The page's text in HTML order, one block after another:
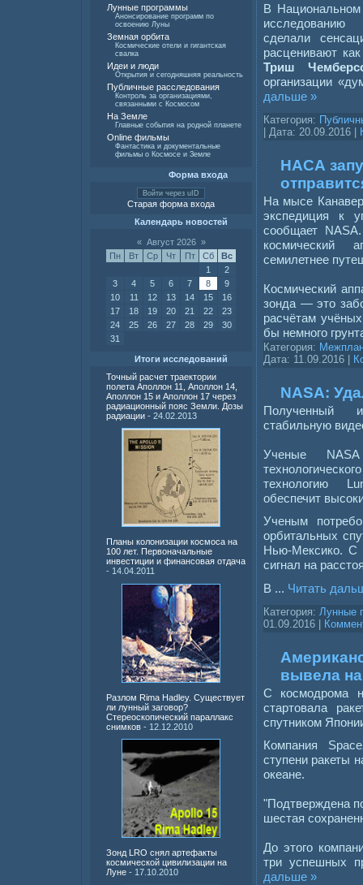
Лунные программы
Анонсирование программ по
освоению Луны
Земная орбита
Космические отели и гигантская
свалка
Идеи и люди
Открытия и сегодняшняя реальность
Публичные расследования
Контроль за организациями,
связанными с Космосом
На Земле
Главные события на родной планете
Online фильмы
Фантастика и документальные
фильмы о Космосе и Земле
Форма входа
Войти через uID
Старая форма входа
Календарь новостей
« Август 2026 »
Пн
Вт Ср Чт Пт Сб
Вс
1
2
3
4 5 6 7 8
9
10
11 12 13 14 15
16
17
18 19 20 21 22
23
24
25 26 27 28 29
30
31
Итоги исследований
Точный расчет траектории
полета Аполлон 11, Аполлон 14,
Аполлон 15 и Аполлон 17 через
радиационный пояс Земли. Дозы
радиации - 24.02.2013
Планы колонизации космоса на
100 лет. Первоначальные
инвестиции и финансовая отдача
- 14.04.2011
Разлом Rima Hadley. Существует
ли лунный заговор?
Стереоскопический параллакс
снимков - 12.12.2010
Зонд LRO снял артефакты
космической цивилизации на
Луне - 17.10.2010
В
исследованию
сделали
расценивают
Триш
организации
дальше »
Категория:
| Дата: 20.09.2016
НАСА
На мысе
экспедиция к
сообщает
космический
семилетнее
Космический
зонда — это
расчётам
бы немного
Категория:
Дата: 11.09.2016 |
NASA:
Полученный
стабильную
Ученые NASA
технологию
обеспечит
Ученым
орбитальных
Нью-Мексико. С
сигнал на
В ... Читать
Категория: Лунные
01.09.2016 |
вывела
С космодрома
стартовала
спутником
Компания
ступени ракеты
океане.
"Подтверждена
шестая
До этого
три успешных
дальше »